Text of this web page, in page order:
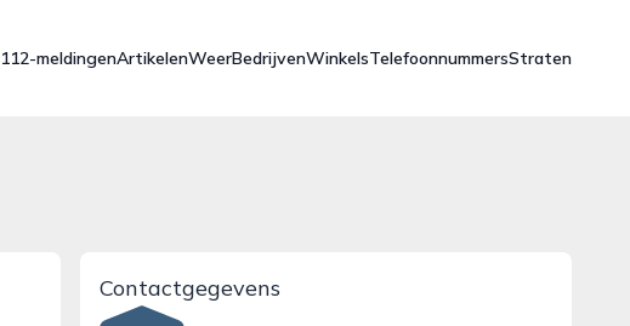
112-meldingenArtikelenWeerBedrijvenWinkelsTelefoonnummersStraten
Contactgegevens